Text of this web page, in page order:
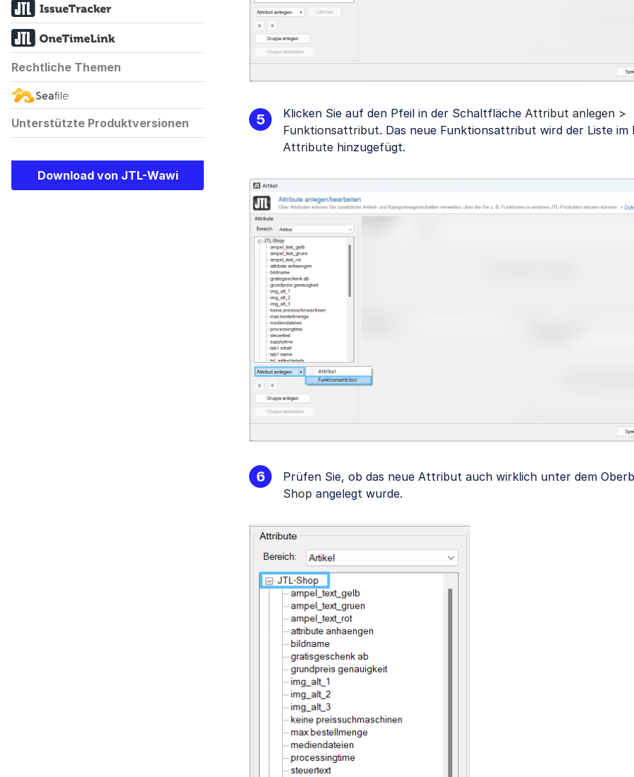
Rechtliche Themen
Unterstützte Produktversionen
Download von JTL-Wawi
Klicken Sie auf den Pfeil in der Schaltfläche Attribut anlegen >
Funktionsattribut. Das neue Funktionsattribut wird der Liste im
Attribute hinzugefügt.
Prüfen Sie, ob das neue Attribut auch wirklich unter dem
Shop angelegt wurde.